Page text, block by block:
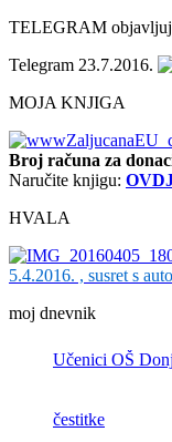
TELEGRAM
Telegram 23.7.2016.
MOJA KNJIGA
Broj računa za
Naručite knjigu:
HVALA
5.4.2016. , susret s
moj dnevnik
čestitke